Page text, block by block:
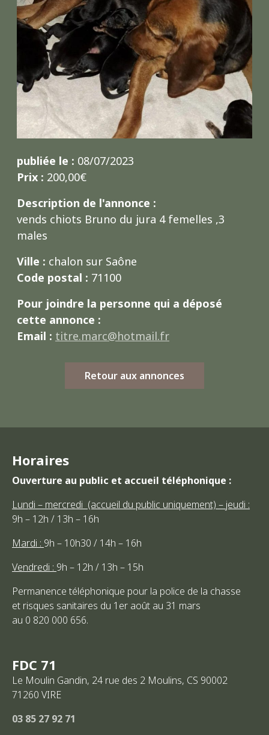
publiée le : 08/07/2023
Prix : 200,00€
Description de l'annonce :
vends chiots Bruno du jura 4 femelles ,3
males
Ville : chalon sur Saône
Code postal : 71100
Pour joindre la personne qui a déposé
cette annonce :
Email : titre.marc@hotmail.fr
Retour aux annonces
FDC 71
Le Moulin Gandin, 24 rue des 2 Moulins, CS 90002
71260 VIRE
03 85 27 92 71
Horaires
Ouverture au public et accueil téléphonique :
Lundi – mercredi (accueil du public uniquement) – jeudi :
9h – 12h / 13h – 16h
Mardi : 9h – 10h30 / 14h – 16h
Vendredi : 9h – 12h / 13h – 15h
Permanence téléphonique pour la police de la chasse
et risques sanitaires du 1er août au 31 mars
au 0 820 000 656.